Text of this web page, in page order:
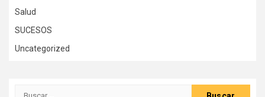
Salud
SUCESOS
Uncategorized
Buscar: